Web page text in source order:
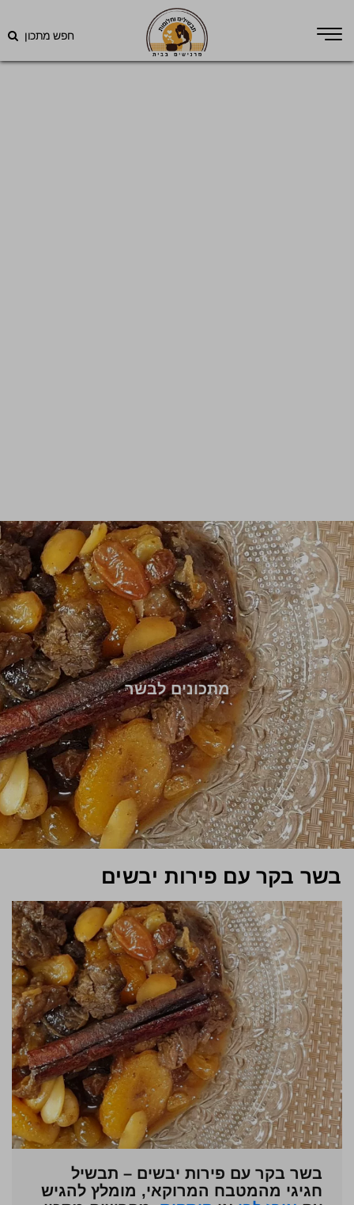
חפש מתכון
מתכונים לבשר
בשר בקר עם פירות יבשים
בשר בקר עם פירות יבשים – תבשיל
חגיגי מהמטבח המרוקאי, מומלץ להגיש